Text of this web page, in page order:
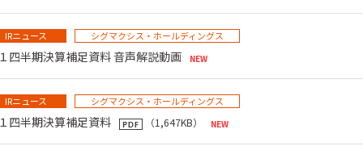
シグマクシス・ホールディングス
IRニュース
四半期決算補足資料 音声解説動画
IRニュース シグマクシス・ホールディングス
四半期決算補足資料 （1,647KB）